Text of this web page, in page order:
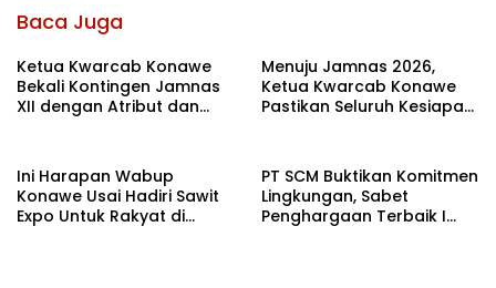
Baca Juga
Ketua Kwarcab Konawe
Bekali Kontingen Jamnas
XII dengan Atribut dan
Menuju Jamnas 2026,
Ketua Kwarcab Konawe
Pastikan Seluruh Kesiapan
Ini Harapan Wabup
Konawe Usai Hadiri Sawit
Expo Untuk Rakyat di
PT SCM Buktikan Komitmen
Lingkungan, Sabet
Penghargaan Terbaik I